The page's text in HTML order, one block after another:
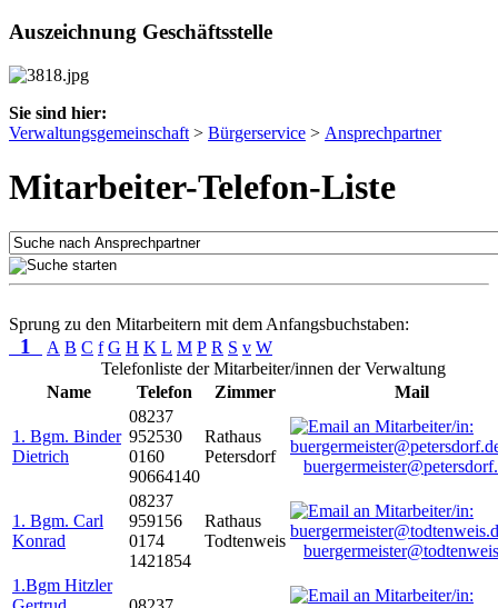
Auszeichnung Geschäftsstelle
Sie sind hier:
Verwaltungsgemeinschaft > Bürgerservice > Ansprechpartner
Mitarbeiter-Telefon-Liste
Sprung zu den Mitarbeitern mit dem Anfangsbuchstaben:
1 A B C f G H K L M P R S v W
Telefonliste der Mitarbeiter/innen der Verwaltung
Name
Telefon Zimmer Mail
1. Bgm. Binder
Dietrich
08237
952530
0160
90664140
Rathaus
Petersdorf
1. Bgm. Carl
Konrad
08237
959156
0174
1421854
Rathaus
Todtenweis
1.Bgm Hitzler